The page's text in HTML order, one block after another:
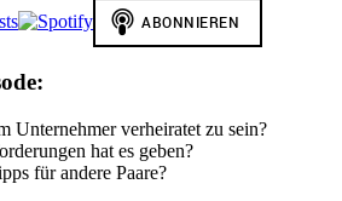
Unternehmer verheiratet zu sein?
hat es geben?
für andere Paare?